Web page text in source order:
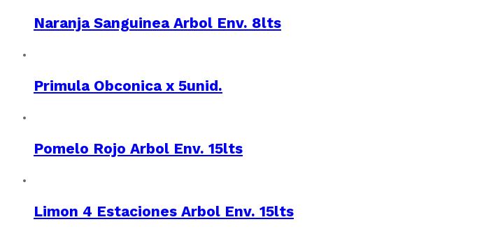
Naranja Sanguinea Arbol Env. 8lts
Primula Obconica x 5unid.
Pomelo Rojo Arbol Env. 15lts
Limon 4 Estaciones Arbol Env. 15lts